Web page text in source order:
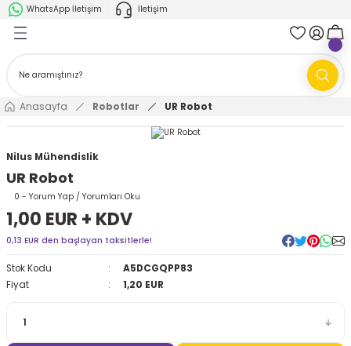
WhatsApp İletişim İletişim
Geri Dön
AMR'ler
Ark Kaynağı Robotları
Ark Kaynağı Robotları
Boya Robotları
Geri Dön
Anasayfa Robotlar UR Robot
Nilus Mühendislik
UR Robot
0 - Yorum Yap / Yorumları Oku
1,00 EUR + KDV
0,13 EUR den başlayan taksitlerle!
Stok Kodu
A5DCGQPP83
Fiyat
1,20 EUR